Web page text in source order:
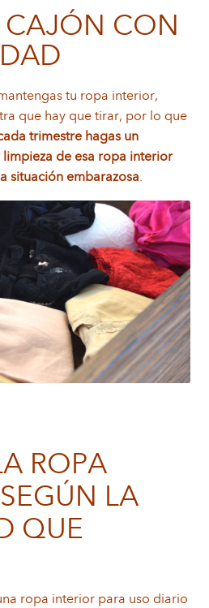
CAJÓN CON
tu ropa interior,
que hay que tirar, por lo que
trimestre hagas un
de esa ropa interior
situación embarazosa
ROPA
LA
QUE
ropa interior para uso diario